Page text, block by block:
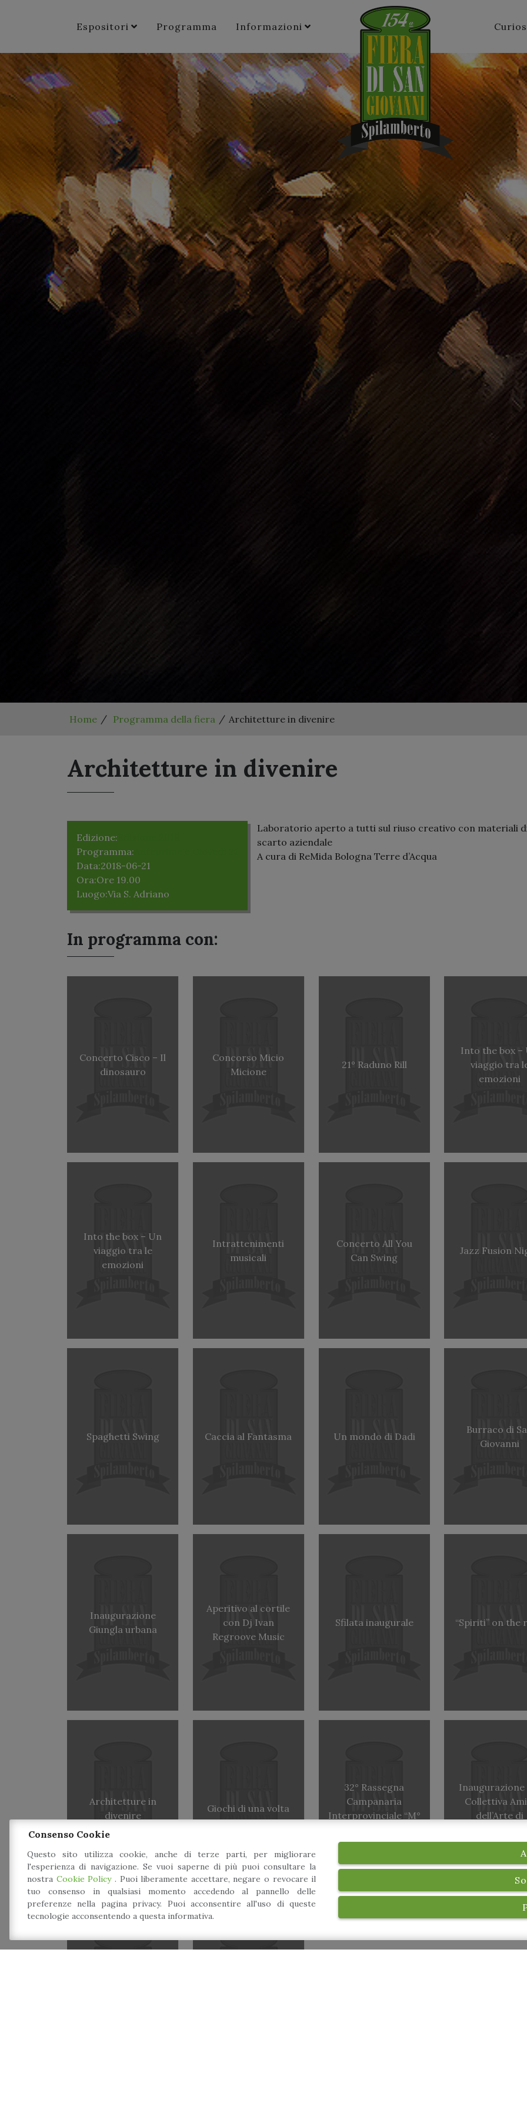
Espositori Programma Informazioni
Home Programma della fiera Architetture in divenire
Architetture in divenire
Edizione:
Programma:
Data:2018-06-21
Ora:Ore 19.00
Luogo:Via S. Adriano
Laboratorio aperto a tutti sul riuso creativo con materiali
scarto aziendale
A cura di ReMida Bologna Terre d’Acqua
In programma con:
Concerto Cisco – Il
dinosauro
Concorso Micio
Micione
21° Raduno Rill
Into the box –
viaggio tra
emozioni
Into the box – Un
viaggio tra le
emozioni
Intrattenimenti
musicali
Concerto All You
Can Swing
Jazz Fusion
Spaghetti Swing Caccia al Fantasma Un mondo di Dadi
Burraco di
Giovanni
Inaugurazione
Giungla urbana
Aperitivo al cortile
con Dj Ivan
Regroove Music
Sfilata inaugurale “Spiriti” on the
Architetture in
divenire
Giochi di una volta
32° Rassegna
Campanaria
Interprovinciale “M°
Inaugurazione
Collettiva
dell’Arte di
Consenso Cookie
Questo sito utilizza cookie, anche di terze parti, per migliorare
l'esperienza di navigazione. Se vuoi saperne di più puoi consultare la
nostra Cookie Policy . Puoi liberamente accettare, negare o revocare il
tuo consenso in qualsiasi momento accedendo al pannello delle
preferenze nella pagina privacy. Puoi acconsentire all'uso di queste
tecnologie acconsentendo a questa informativa.